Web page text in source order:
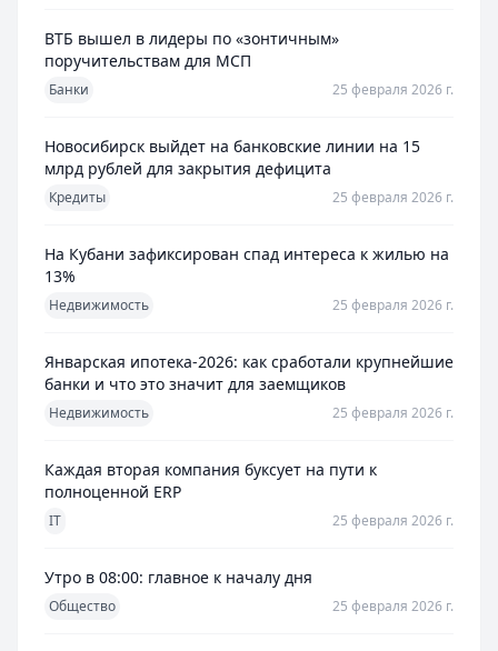
ВТБ вышел в лидеры по «зонтичным»
поручительствам для МСП
Банки 25 февраля 2026 г.
Новосибирск выйдет на банковские линии на 15
млрд рублей для закрытия дефицита
Кредиты 25 февраля 2026 г.
На Кубани зафиксирован спад интереса к жилью на
13%
Недвижимость 25 февраля 2026 г.
Январская ипотека-2026: как сработали крупнейшие
банки и что это значит для заемщиков
Недвижимость 25 февраля 2026 г.
Каждая вторая компания буксует на пути к
полноценной ERP
IT 25 февраля 2026 г.
Утро в 08:00: главное к началу дня
Общество 25 февраля 2026 г.